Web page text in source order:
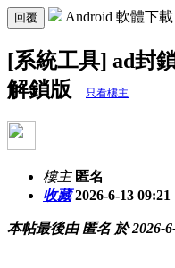
回覆 Android 軟體下載
[系統工具] ad封
解鎖版
只看樓主
樓主匿名
收藏2026-6-13 09:21
本帖最後由 匿名 於 2026-